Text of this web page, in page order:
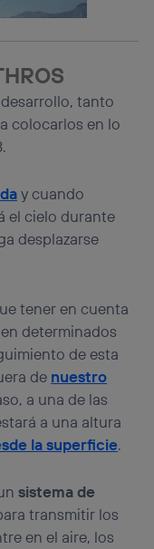
tanto
colocarlos en lo
y cuando
el cielo durante
desplazarse
tener en cuenta
determinados
de esta
de nuestro
a una de las
a una altura
la superficie.
sistema de
transmitir los
en el aire, los
ancha (p. ej., Wi-Fi),
del hogar
será más
en la
seleccionando
consulta